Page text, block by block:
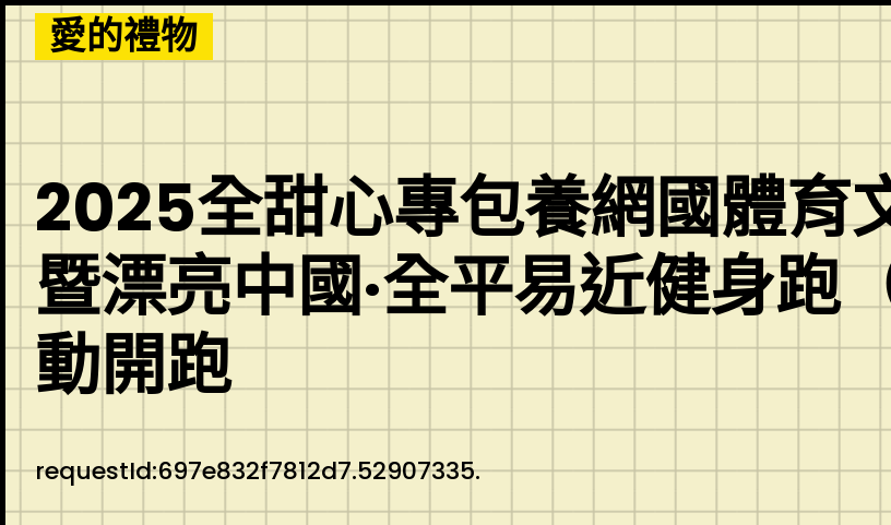
Skip
to
content
愛的禮物
2025全甜心專包養網國體育
暨漂亮中國·全平易近健身跑
動開跑
requestId:697e832f7812d7.52907335.